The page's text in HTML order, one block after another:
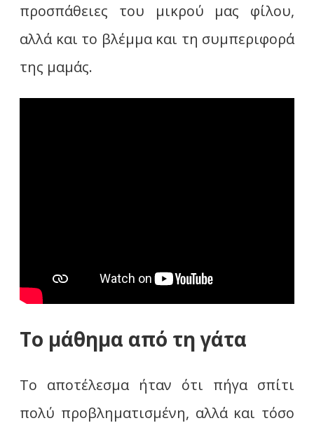
προσπάθειες του μικρού μας φίλου,
αλλά και το βλέμμα και τη συμπεριφορά
της μαμάς.
Το μάθημα από τη γάτα
Το αποτέλεσμα ήταν ότι πήγα σπίτι
πολύ προβληματισμένη, αλλά και τόσο